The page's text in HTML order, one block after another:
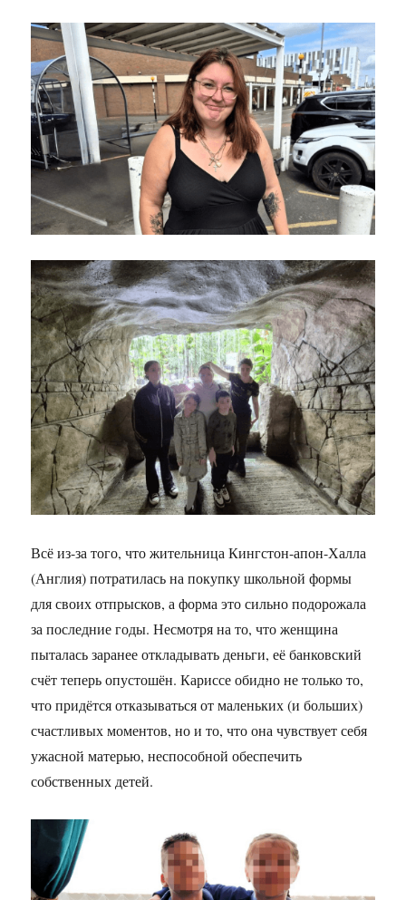
Всё из-за того, что жительница Кингстон-апон-Халла
(Англия) потратилась на покупку школьной формы
для своих отпрысков, а форма это сильно подорожала
за последние годы. Несмотря на то, что женщина
пыталась заранее откладывать деньги, её банковский
счёт теперь опустошён. Кариссе обидно не только то,
что придётся отказываться от маленьких (и больших)
счастливых моментов, но и то, что она чувствует себя
ужасной матерью, неспособной обеспечить
собственных детей.